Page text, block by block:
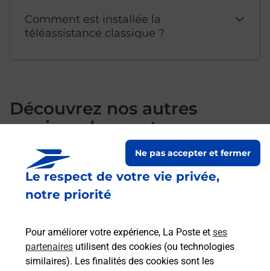
Le respect de votre vie privée,
notre priorité
Pour améliorer votre expérience, La Poste et ses
partenaires utilisent des cookies (ou technologies
similaires). Les finalités des cookies sont les
Ne pas accepter et fermer
Comment est installée la
téléassistance classique ?
Découvrez nos autres
services dans votre
commune Laon